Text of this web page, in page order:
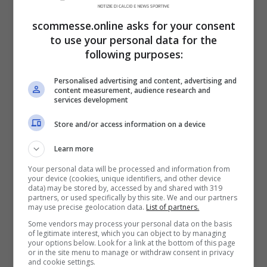
Per il calciatore della nazionale turca però i
minuti sono stati pochissimi, poi tante
panchine. Anche se in un’altra big non è
detto che Kenan Yildiz troverà molto
spazio, cambiare aria potrebbe fargli bene.
Sembrerebbe tra l’altro che una squadra
scommesse.online asks for your consent
to use your personal data for the
following purposes:
Personalised advertising and content, advertising and
content measurement, audience research and
services development
Store and/or access information on a device
Learn more
Your personal data will be processed and information from
your device (cookies, unique identifiers, and other device
data) may be stored by, accessed by and shared with 319
partners, or used specifically by this site. We and our partners
may use precise geolocation data. List of partners.
Some vendors may process your personal data on the basis
of legitimate interest, which you can object to by managing
your options below. Look for a link at the bottom of this page
or in the site menu to manage or withdraw consent in privacy
and cookie settings.